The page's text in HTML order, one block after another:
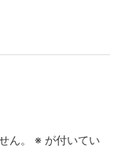
ん。 ※ が付いてい